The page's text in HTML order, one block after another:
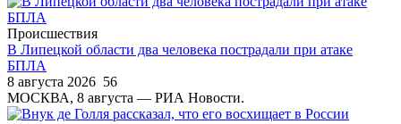
Происшествия
В Липецкой области два человека пострадали при атаке
БПЛА
8 августа 2026 56
МОСКВА, 8 августа — РИА Новости.